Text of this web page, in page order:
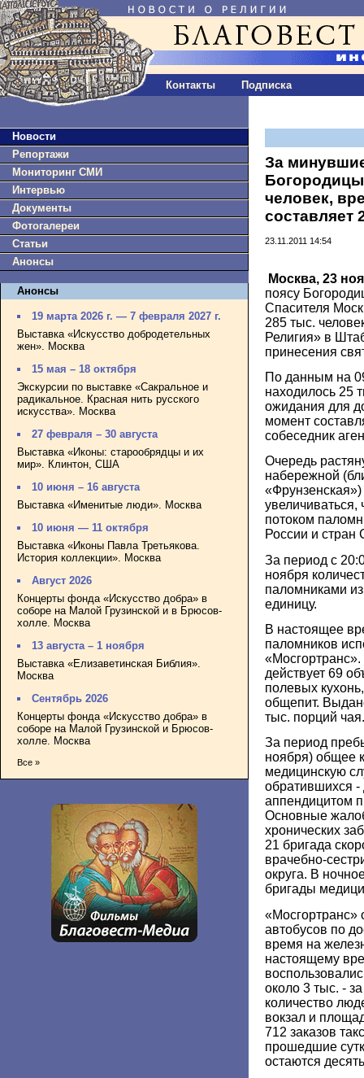
Контакты Подписка
Новости
Репортажи
Мониторинг СМИ
Интервью
Документы
Фотогалереи
Статьи
Анонсы
Анонсы
19 марта 2026 г. — 7 февраля 2027 г.
Выставка «Искусство добродетельных
жен». Москва
15 мая – 18 октября
Экскурсии по выставке «Сакральное и
радикальное. Красная нить русского
искусства». Москва
27 февраля – 30 августа
Выставка «Иконы: старообрядцы и их
мир». Клинтон, США
10 июня – 16 августа
Выставка «Именитые люди». Москва
10 июня — 11 октября
Выставка «Иконы Павла Третьякова.
История коллекции». Москва
Август 2026
Концерты фонда «Искусство добра» в
соборе на Малой Грузинской и в Брюсов-
холле. Москва
13 августа – 1 ноября
Выставка «Елизаветинская Библия».
Москва
Сентябрь 2026
Концерты фонда «Искусство добра» в
соборе на Малой Грузинской и Брюсов-
холле. Москва
Все »
За
человек,
составляет
23.11.2011 14:54
Москва, 23
поясу
Спасителя
285 тыс.
Религия» в
принесения
По данным на
находилось 25
ожидания для
момент
собеседник
Очередь
набережной
потоком
России и стран
За период с
ноября
паломниками
единицу.
В настоящее
паломников
«Мосгортранс».
действует 69
полевых
общепит.
тыс. порций чая.
За период
ноября) общее
медицинскую
обратившихся -
аппендицитом
Основные
хронических
21 бригада
врачебно-
округа. В
бригады
«Мосгортранс»
автобусов по
время на
настоящему
около 3 тыс. -
количество
вокзал и
712 заказов
прошедшие
остаются